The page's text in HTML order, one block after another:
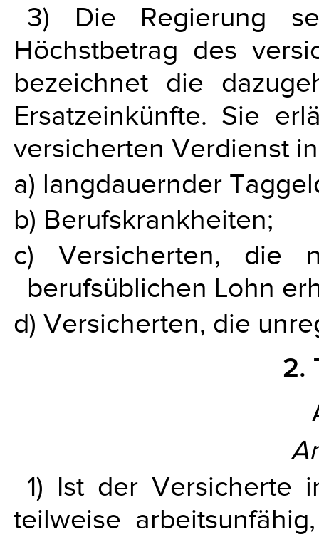
3) Die Regierung
Höchstbetrag des
bezeichnet die
Ersatzeinkünfte. Sie
versicherten Verdienst
a) langdauernder
b) Berufskrankheiten;
c) Versicherten, die
berufsüblichen Lohn
d) Versicherten, die
2.
1) Ist der Versicherte
teilweise